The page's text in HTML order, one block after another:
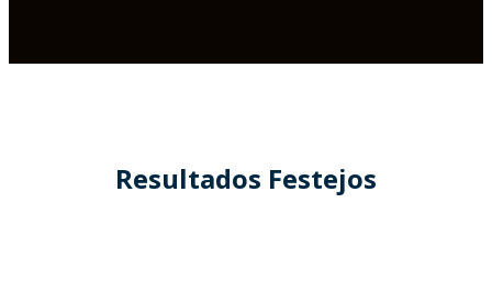
Resultados Festejos